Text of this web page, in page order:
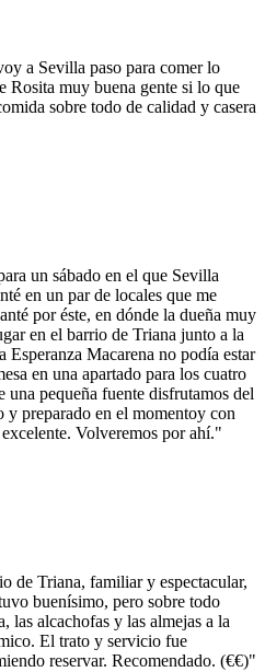
a Sevilla paso para comer lo
Rosita muy buena gente si lo que
sobre todo de calidad y casera
un sábado en el que Sevilla
en un par de locales que me
por éste, en dónde la dueña muy
en el barrio de Triana junto a la
Esperanza Macarena no podía estar
en una apartado para los cuatro
una pequeña fuente disfrutamos del
preparado en el momentoy con
Volveremos por ahí."
de Triana, familiar y espectacular,
buenísimo, pero sobre todo
las alcachofas y las almejas a la
El trato y servicio fue
reservar. Recomendado. (€€)"